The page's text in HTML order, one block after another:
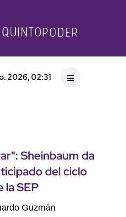
2026, 02:31
Sheinbaum da
del ciclo
la SEP
Guzmán